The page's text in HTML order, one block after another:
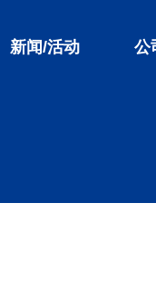
新闻/活动 公